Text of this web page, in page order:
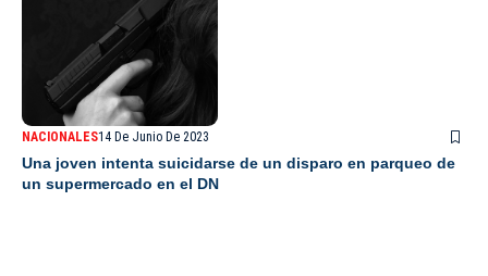
NACIONALES14 De Junio De 2023
Una joven intenta suicidarse de un disparo en parqueo de
un supermercado en el DN